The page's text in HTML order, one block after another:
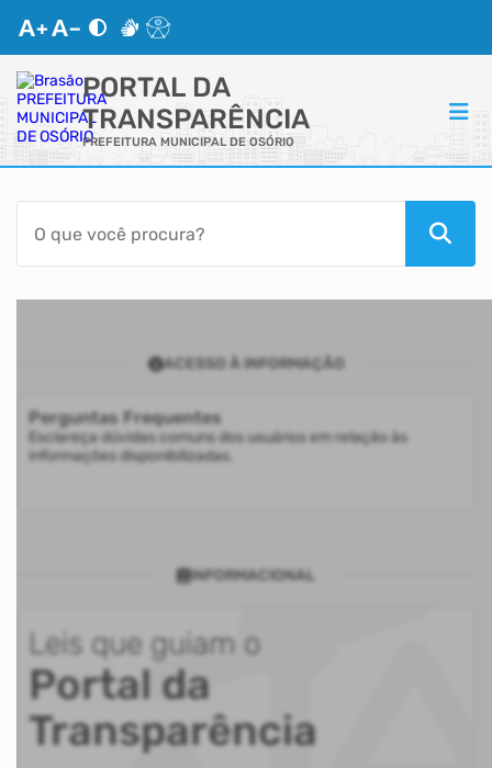
PORTAL DA
TRANSPARÊNCIA
PREFEITURA MUNICIPAL DE OSÓRIO
ACESSO RÁPIDO
Acessibilidade
Autoatendimento
Mapa do Site
ACESSO À INFORMAÇÃO
Perguntas Frequentes
Esclareça dúvidas comuns dos usuários em relação às
informações disponibilizadas.
INFORMACIONAL
Leis que guiam o
Portal da
Transparência